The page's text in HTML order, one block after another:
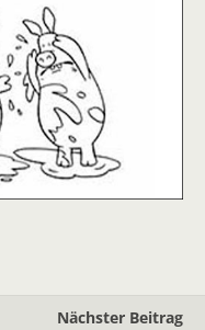
Nächster Beitrag